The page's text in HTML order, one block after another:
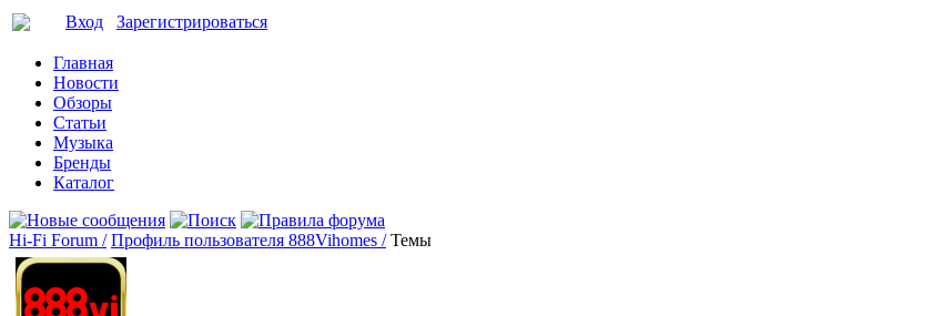
Вход Зарегистрироваться
Главная
Новости
Обзоры
Статьи
Музыка
Бренды
Каталог
Hi-Fi Forum / Профиль пользователя 888Vihomes / Темы